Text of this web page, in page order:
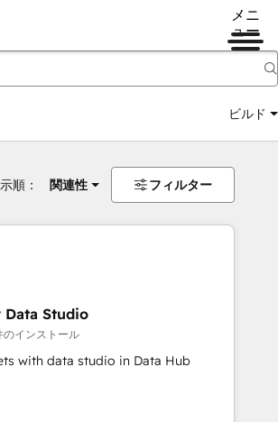
メニ
ュー
ビルド
順： 関連性 フィルター
Data Studio
のインストール
with data studio in Data Hub